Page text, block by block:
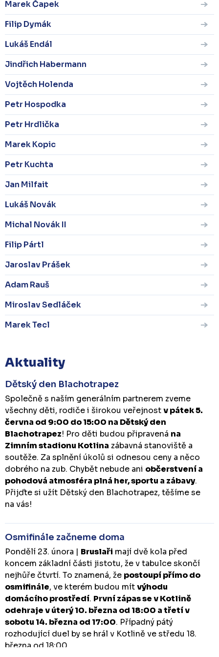
Marek Čapek
Filip Dymák
Lukáš Endál
Jindřich Habermann
Vojtěch Holenda
Petr Hospodka
Petr Hrdlička
Marek Kopic
Petr Kuchta
Jan Milfait
Lukáš Novák
Michal Novák II
Filip Pártl
Jaroslav Prášek
Adam Rauš
Miroslav Sedláček
Marek Tecl
Aktuality
Dětský den Blachotrapez
Společně s naším generálním partnerem zveme
všechny děti, rodiče i širokou veřejnostv pátek 5.
června od 9:00 do 15:00 na Dětský den
Blachotrapez! Pro děti budou připravená na
Zimním stadionu Kotlina zábavná stanoviště a
soutěže. Za splnění úkolů si odnesou ceny a něco
dobrého na zub. Chybět nebude ani občerstvení a
pohodová atmosféra plná her, sportu a zábavy.
Přijďte si užít Dětský den Blachotrapez, těšíme se
na vás!
Osmifinále začneme doma
Pondělí 23. února | Bruslaři mají dvě kola před
koncem základní části jistotu, že v tabulce skončí
nejhůře čtvrtí. To znamená, že postoupí přímo do
osmifinále, ve kterém budou mítvýhodu
domácího prostředí. První zápas se v Kotlině
odehraje v úterý 10. března od 18:00 a třetí v
sobotu 14. března od 17:00. Případný pátý
rozhodující duel by se hrál v Kotlině ve středu 18.
března od 18:00.